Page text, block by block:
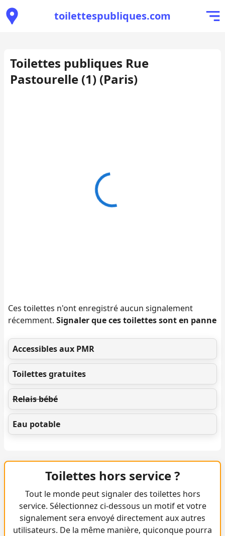
toilettespubliques.com
Toilettes publiques Rue
Pastourelle (1) (Paris)
Ces toilettes n'ont enregistré aucun signalement
récemment. Signaler que ces toilettes sont en panne
Accessibles aux PMR
Toilettes gratuites
Relais bébé
Eau potable
Toilettes hors service ?
Tout le monde peut signaler des toilettes hors
service. Sélectionnez ci-dessous un motif et votre
signalement sera envoyé directement aux autres
utilisateurs. De la même manière, quiconque pourra